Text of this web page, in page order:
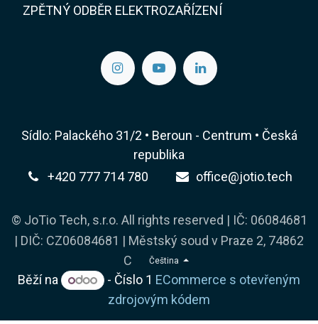
ZPĚTNÝ ODBĚR ELEKTROZAŘÍZENÍ
Sídlo: Palackého 31/2 • Beroun - Centrum • Česká
republika
+420 777 714 780
office@jotio.tech
© JoTio Tech, s.r.o. All rights reserved | IČ: 06084681
| DIČ: CZ06084681 | Městský soud v Praze 2, 74862
C
Čeština
Běží na - Číslo 1 ECommerce s otevřeným
zdrojovým kódem